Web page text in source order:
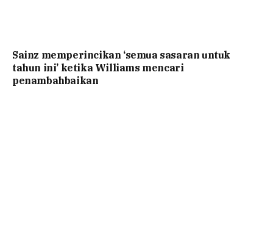
Sainz memperincikan ‘semua sasaran untuk
tahun ini’ ketika Williams mencari
penambahbaikan